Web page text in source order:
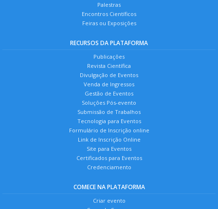
Palestras
Encontros Científicos
Feiras ou Exposições
RECURSOS DA PLATAFORMA
Publicações
Revista Científica
Divulgação de Eventos
Venda de Ingressos
Gestão de Eventos
Soluções Pós-evento
Submissão de Trabalhos
Tecnologia para Eventos
Formulário de Inscrição online
Link de Inscrição Online
Site para Eventos
Certificados para Eventos
Credenciamento
COMECE NA PLATAFORMA
Criar evento